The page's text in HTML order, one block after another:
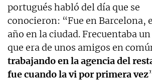
portugués habló del día que se
conocieron: “Fue en Barcelona,
año en la ciudad. Frecuentaba
que era de unos amigos en
trabajando en la agencia del
fue cuando la vi por primera vez